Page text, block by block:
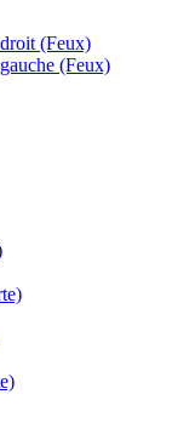
(Feux)
(Feux)